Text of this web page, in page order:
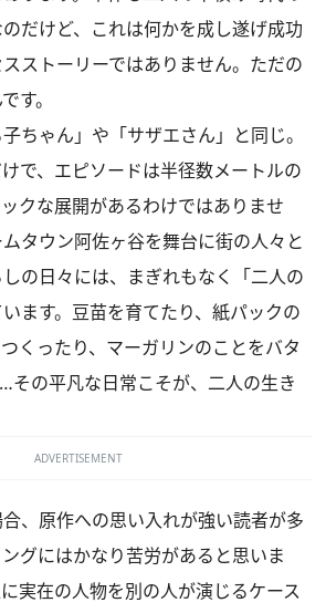
だけど、これは何かを成し遂げ成功
ストーリーではありません。ただの
す。
ちゃん」や「サザエさん」と同じ。
で、エピソードは半径数メートルの
クな展開があるわけではありませ
タウン阿佐ヶ谷を舞台に街の人々と
の日々には、まぎれもなく「二人の
ます。豆苗を育てたり、紙パックの
くったり、マーガリンのことをバタ
その平凡な日常こそが、二人の生き
ADVERTISEMENT
、原作への思い入れが強い読者が多
グにはかなり苦労があると思いま
実在の人物を別の人が演じるケース